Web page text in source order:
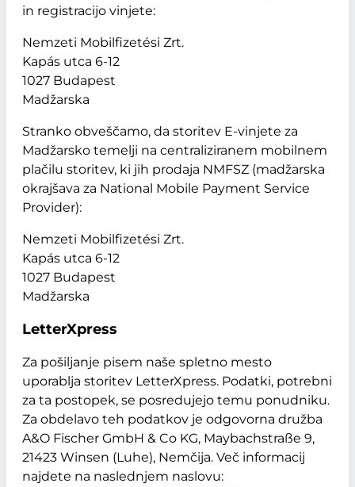
in registracijo vinjete:
Nemzeti Mobilfizetési Zrt.
Kapás utca 6-12
1027 Budapest
Madžarska
Stranko obveščamo, da storitev E-vinjete za
Madžarsko temelji na centraliziranem mobilnem
plačilu storitev, ki jih prodaja NMFSZ (madžarska
okrajšava za National Mobile Payment Service
Provider):
Nemzeti Mobilfizetési Zrt.
Kapás utca 6-12
1027 Budapest
Madžarska
LetterXpress
Za pošiljanje pisem naše spletno mesto
uporablja storitev LetterXpress. Podatki, potrebni
za ta postopek, se posredujejo temu ponudniku.
Za obdelavo teh podatkov je odgovorna družba
A&O Fischer GmbH & Co KG, Maybachstraße 9,
21423 Winsen (Luhe), Nemčija. Več informacij
najdete na naslednjem naslovu: